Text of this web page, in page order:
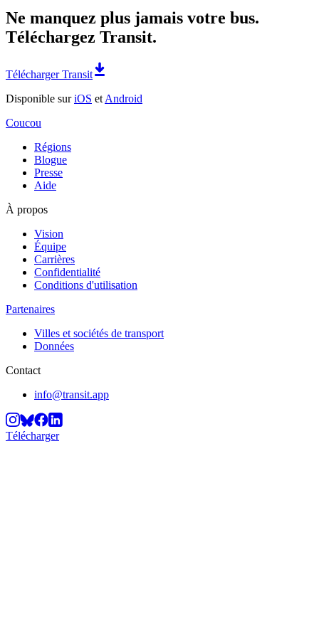
Ne manquez plus jamais votre bus.
Téléchargez Transit.
Télécharger Transit
Disponible suriOS et Android
Coucou
Régions
Blogue
Presse
Aide
À propos
Vision
Équipe
Carrières
Confidentialité
Conditions d'utilisation
Partenaires
Villes et sociétés de transport
Données
Contact
info@transit.app
Télécharger